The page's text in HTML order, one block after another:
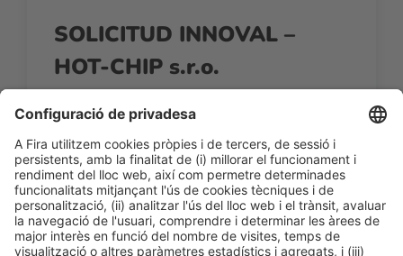
SOLICITUD INNOVAL –
HOT-CHIP s.r.o.
Dl 23
15:00h - 15:15h
Sala INNOVAL by CaixaBank - The Alimentaria
Hub
Accés lliure
LLegir més